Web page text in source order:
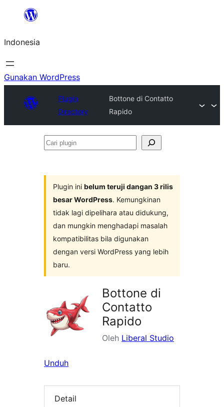
Lewati
konten
Indonesia
Gunakan WordPress
Plugin
Directory
Bottone di Contatto
Rapido
Cari
Plugin ini belum teruji dangan 3 rilis
besar WordPress. Kemungkinan
tidak lagi dipelihara atau didukung,
dan mungkin menghadapi masalah
kompatibilitas bila digunakan
dengan versi WordPress yang lebih
baru.
Bottone di
Contatto
Rapido
Oleh Liberal Studio
Unduh
Detail